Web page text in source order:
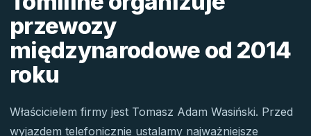
przewozy
międzynarodowe od 2014
roku
Właścicielem firmy jest Tomasz Adam Wasiński. Przed
wyjazdem telefonicznie ustalamy najważniejsze